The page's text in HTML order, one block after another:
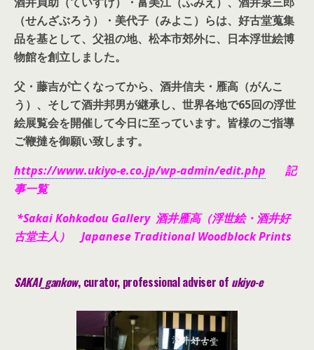
（せんざぶろう）・美代子（みよこ）らは、好古堂蒐集
品を基として、父祖の地、松本市郊外に、日本浮世絵博
物館を創立しました。
父・藤吉が亡くなってから、酒井信夫・雁高（がんこ
う）、そして酒井邦男が継承し、世界各地で65回の浮世
絵展覧会を開催して今日に至っています。皆様のご指導
ご鞭撻を御願い致します。
https://www.ukiyo-e.co.jp/wp-admin/edit.php 記
事一覧
*Sakai Kohkodou Gallery 酒井雁高（浮世絵・酒井好
古堂主人） Japanese Traditional Woodblock Prints
SAKAI_gankow, curator, professional adviser of ukiyo-e